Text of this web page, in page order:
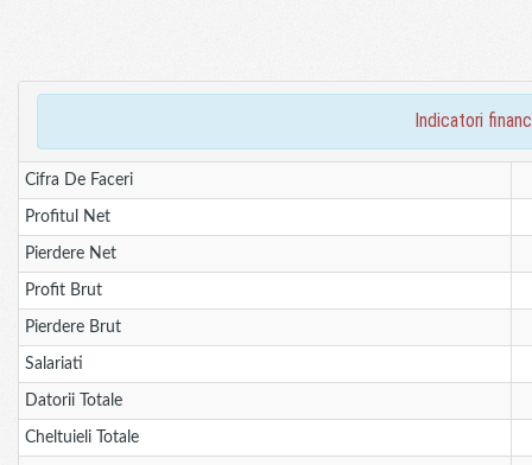
indicatori
Cifra De Faceri
Profitul Net
Pierdere Net
Profit Brut
Pierdere Brut
Salariati
Datorii Totale
Cheltuieli Totale